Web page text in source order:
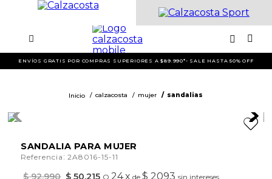
ENVÍOS GRATIS POR COMPRAS SUPERIORES A $89.990*- SALE HASTA 50% OFF
calzacosta mujer sandalias
SANDALIA PARA MUJER
Referencia :2A8016-15-11
$ 92.990 $ 50.215 O 24x de$ 2093 sin intereses